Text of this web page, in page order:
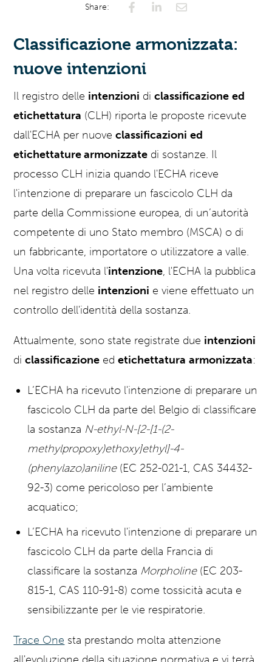
Share:
Classificazione armonizzata:
nuove intenzioni
Il registro delle intenzioni diclassificazione ed
etichettatura (CLH) riporta le proposte ricevute
dall'ECHA per nuoveclassificazioni ed
etichettature armonizzate di sostanze. Il
processo CLH inizia quando l'ECHA riceve
l'intenzione di preparare un fascicolo CLH da
parte della Commissione europea, di un’autorità
competente di uno Stato membro (MSCA) o di
un fabbricante, importatore o utilizzatore a valle.
Una volta ricevuta l'intenzione, l'ECHA la pubblica
nel registro delle intenzioni e viene effettuato un
controllo dell'identità della sostanza.
Attualmente, sono state registrate due intenzioni
diclassificazione edetichettatura armonizzata:
L’ECHA ha ricevuto l'intenzione di preparare un
fascicolo CLH da parte del Belgio di classificare
la sostanza N-ethyl-N-[2-[1-(2-
methylpropoxy)ethoxy]ethyl]-4-
(phenylazo)aniline(EC 252-021-1, CAS 34432-
92-3) come pericoloso per l’ambiente
acquatico;
L’ECHA ha ricevuto l'intenzione di preparare un
fascicolo CLH da parte della Francia di
classificare la sostanza Morpholine(EC 203-
815-1, CAS 110-91-8) come tossicità acuta e
sensibilizzante per le vie respiratorie.
Trace One sta prestando molta attenzione